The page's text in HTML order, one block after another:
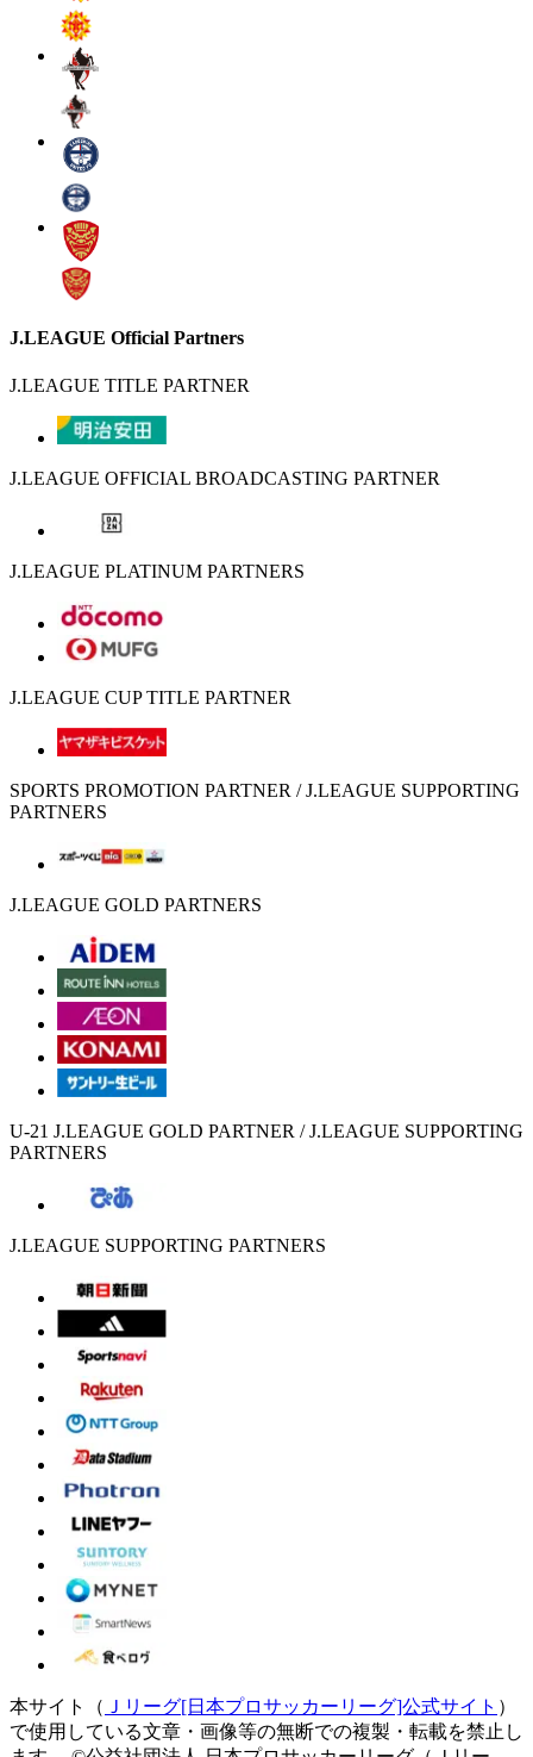
J.LEAGUE Official Partners
J.LEAGUE TITLE PARTNER
J.LEAGUE OFFICIAL BROADCASTING PARTNER
J.LEAGUE PLATINUM PARTNERS
J.LEAGUE CUP TITLE PARTNER
SPORTS PROMOTION PARTNER / J.LEAGUE SUPPORTING
PARTNERS
J.LEAGUE GOLD PARTNERS
U-21 J.LEAGUE GOLD PARTNER / J.LEAGUE SUPPORTING
PARTNERS
J.LEAGUE SUPPORTING PARTNERS
本サイト（ Ｊリーグ[日本プロサッカーリーグ]公式サイト ）
で使用している文章・画像等の無断での複製・転載を禁止し